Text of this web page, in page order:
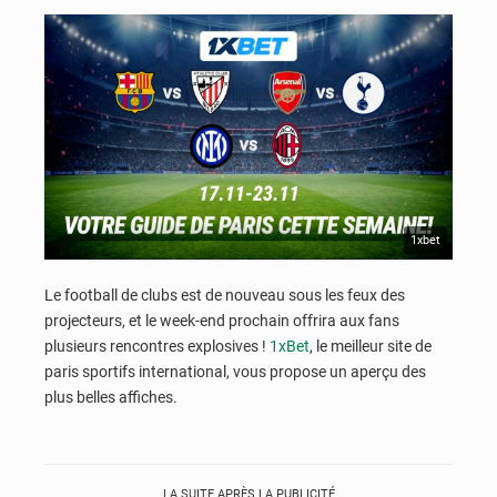
1xbet
Le football de clubs est de nouveau sous les feux des
projecteurs, et le week-end prochain offrira aux fans
plusieurs rencontres explosives ! 1xBet, le meilleur site de
paris sportifs international, vous propose un aperçu des
plus belles affiches.